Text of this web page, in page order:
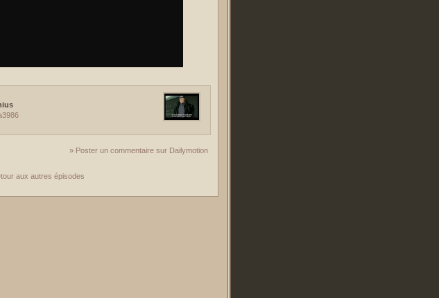
» Poster un commentaire sur Dailymotion
aux autres épisodes